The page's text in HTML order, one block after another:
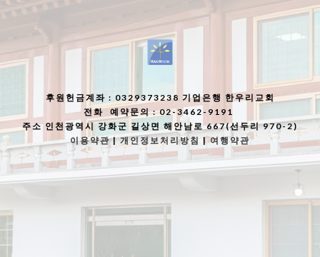
후원헌금계좌 : 0329373238 기업은행 한우리교회
전화
예약문의 : 02-3462-9191
주소인천광역시 강화군 길상면 해안남로 667(선두리 970-2)
이용약관|개인정보처리방침 |여행약관